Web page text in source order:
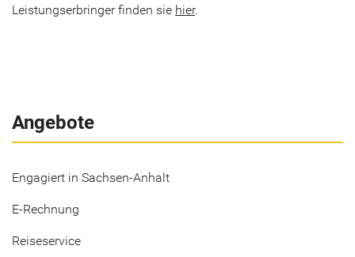
Leis­tungs­er­brin­ger fin­den sie hier.
Angebote
Engagiert in Sachsen-Anhalt
E-Rechnung
Reiseservice